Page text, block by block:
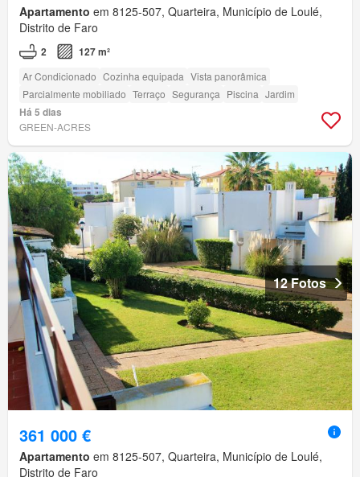
Apartamento em 8125-507, Quarteira, Município de Loulé,
Distrito de Faro
2 127 m²
Ar Condicionado Cozinha equipada Vista panorâmica
Parcialmente mobiliado Terraço Segurança Piscina Jardim
Há 5 dias
GREEN-ACRES
12 Fotos
361 000 €
Apartamento em 8125-507, Quarteira, Município de Loulé,
Distrito de Faro